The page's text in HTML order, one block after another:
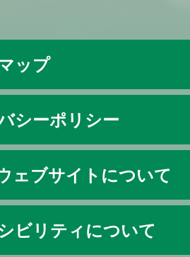
ップ
シーポリシー
ェブサイトについて
ビリティについて